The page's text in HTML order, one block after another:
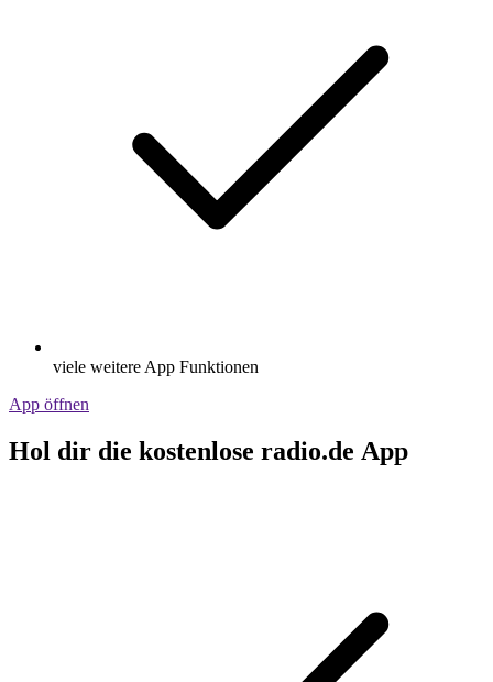
viele weitere App Funktionen
App öffnen
Hol dir die kostenlose radio.de App